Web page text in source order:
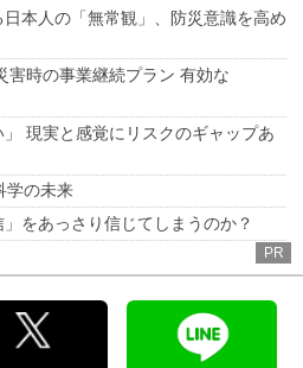
本人の「無常観」、防災意識を高め
害時の事業継続プラン 有効な
」 現実と感覚にリスクのギャップあ
学の未来
をあっさり信じてしまうのか？
PR